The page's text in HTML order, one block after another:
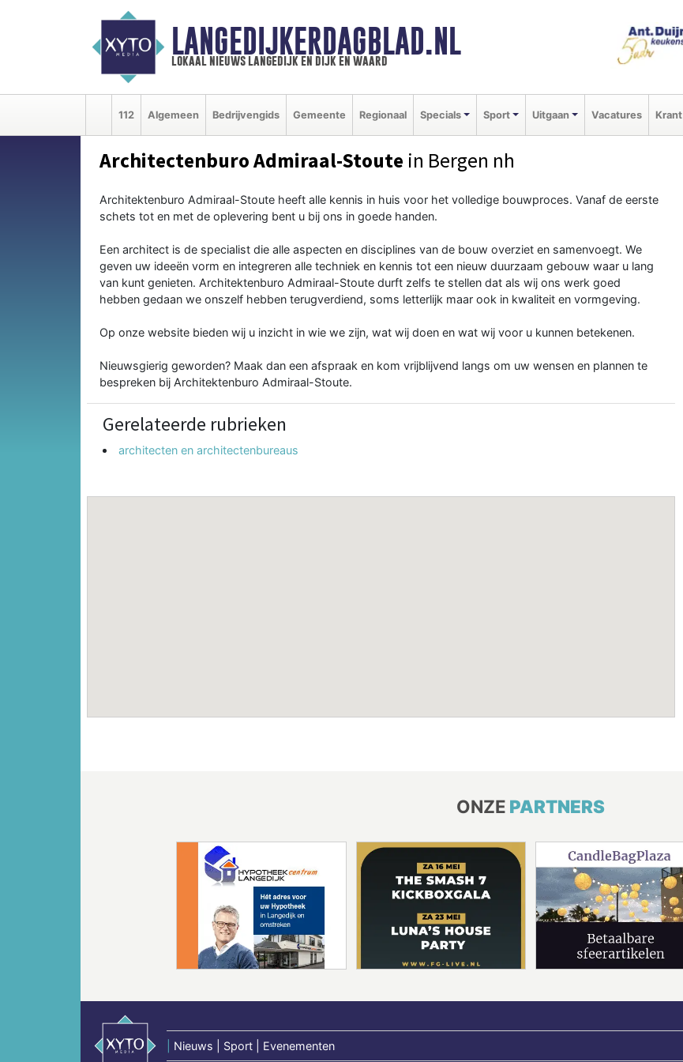
LANGEDIJKERDAGBLAD.NL
lokaal nieuws langedijk en dijk en waard
112 Algemeen Bedrijvengids Gemeente Regionaal Specials Sport Uitgaan Vacatures Krant
Architectenburo Admiraal-Stoute in Bergen nh
Architektenburo Admiraal-Stoute heeft alle kennis in huis voor het volledige bouwproces. Vanaf de eerste
schets tot en met de oplevering bent u bij ons in goede handen.
Een architect is de specialist die alle aspecten en disciplines van de bouw overziet en samenvoegt. We
geven uw ideeën vorm en integreren alle techniek en kennis tot een nieuw duurzaam gebouw waar u lang
van kunt genieten. Architektenburo Admiraal-Stoute durft zelfs te stellen dat als wij ons werk goed
hebben gedaan we onszelf hebben terugverdiend, soms letterlijk maar ook in kwaliteit en vormgeving.
Op onze website bieden wij u inzicht in wie we zijn, wat wij doen en wat wij voor u kunnen betekenen.
Nieuwsgierig geworden? Maak dan een afspraak en kom vrijblijvend langs om uw wensen en plannen te
bespreken bij Architektenburo Admiraal-Stoute.
Gerelateerde rubrieken
architecten en architectenbureaus
ONZE PARTNERS
Nieuws | Sport | Evenementen